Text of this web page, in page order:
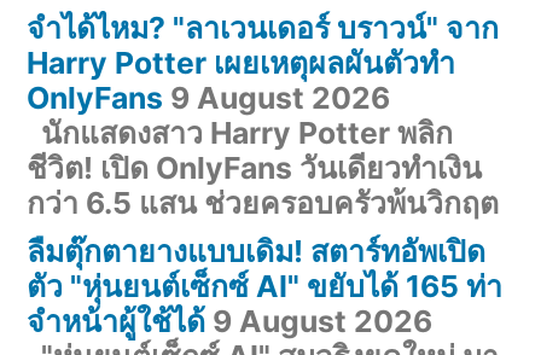
จำได้ไหม? "ลาเวนเดอร์ บราวน์" จาก
Harry Potter เผยเหตุผลผันตัวทำ
OnlyFans 9 August 2026
นักแสดงสาว Harry Potter พลิก
ชีวิต! เปิด OnlyFans วันเดียวทำเงิน
กว่า 6.5 แสน ช่วยครอบครัวพ้นวิกฤต
ลืมตุ๊กตายางแบบเดิม! สตาร์ทอัพเปิด
ตัว "หุ่นยนต์เซ็กซ์ AI" ขยับได้ 165 ท่า
จำหน้าผู้ใช้ได้ 9 August 2026